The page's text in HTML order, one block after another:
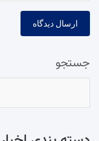
جستجو